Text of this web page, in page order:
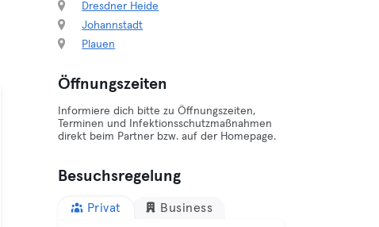
Dresdner Heide
Johannstadt
Plauen
Öffnungszeiten
Informiere dich bitte zu Öffnungszeiten,
Terminen und Infektionsschutzmaßnahmen
direkt beim Partner bzw. auf der Homepage.
Besuchsregelung
Privat Business